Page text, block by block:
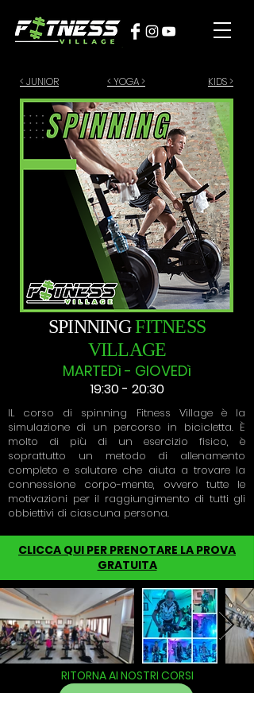
< JUNIOR < YOGA > KIDS >
SPINNINGFITNESS
VILLAGE
MARTEDì - GIOVEDì
19:30 - 20:30
IL corso di spinning Fitness Village è la
simulazione di un percorso in bicicletta. È
molto di più di un esercizio fisico, è
soprattutto un metodo di allenamento
completo e salutare che aiuta a trovare la
connessione corpo-mente, ovvero tutte le
motivazioni per il raggiungimento di tutti gli
obbiettivi di ciascuna persona.
CLICCA QUI PER PRENOTARE LA PROVA
GRATUITA
RITORNA AI NOSTRI CORSI
I NOSTRI CORSI